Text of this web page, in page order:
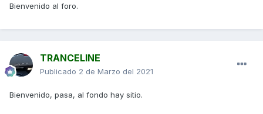
Bienvenido al foro.
TRANCELINE
Publicado 2 de Marzo del 2021
Bienvenido, pasa, al fondo hay sitio.